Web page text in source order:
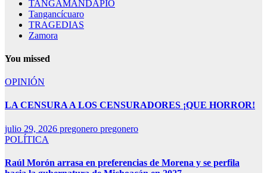
TANGAMANDAPIO
Tangancícuaro
TRAGEDIAS
Zamora
You missed
OPINIÓN
LA CENSURA A LOS CENSURADORES ¡QUE HORROR!
julio 29, 2026 pregonero pregonero
POLÍTICA
Raúl Morón arrasa en preferencias de Morena y se perfila